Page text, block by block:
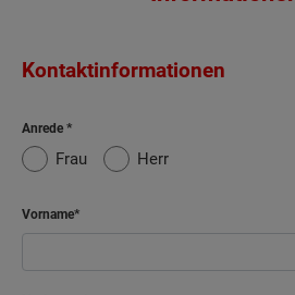
Kontaktinformationen
Anrede
Frau Herr
Vorname